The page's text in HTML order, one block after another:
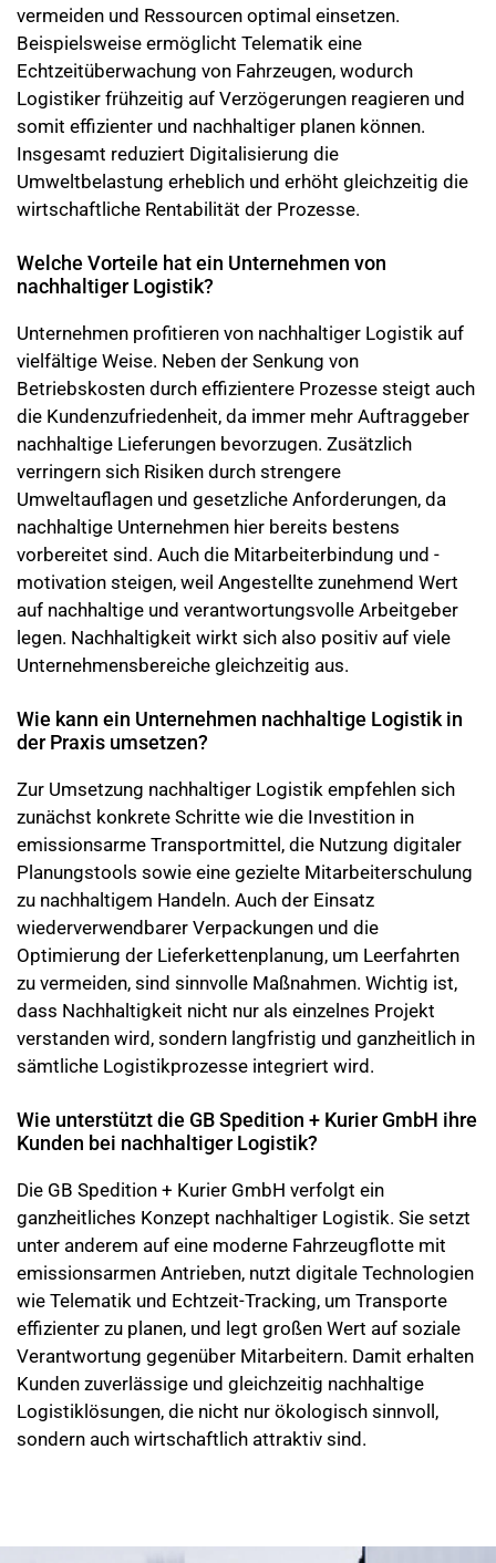
vermeiden und Ressourcen optimal einsetzen.
Beispielsweise ermöglicht Telematik eine
Echtzeitüberwachung von Fahrzeugen, wodurch
Logistiker frühzeitig auf Verzögerungen reagieren und
somit effizienter und nachhaltiger planen können.
Insgesamt reduziert Digitalisierung die
Umweltbelastung erheblich und erhöht gleichzeitig die
wirtschaftliche Rentabilität der Prozesse.
Welche Vorteile hat ein Unternehmen von
nachhaltiger Logistik?
Unternehmen profitieren von nachhaltiger Logistik auf
vielfältige Weise. Neben der Senkung von
Betriebskosten durch effizientere Prozesse steigt auch
die Kundenzufriedenheit, da immer mehr Auftraggeber
nachhaltige Lieferungen bevorzugen. Zusätzlich
verringern sich Risiken durch strengere
Umweltauflagen und gesetzliche Anforderungen, da
nachhaltige Unternehmen hier bereits bestens
vorbereitet sind. Auch die Mitarbeiterbindung und -
motivation steigen, weil Angestellte zunehmend Wert
auf nachhaltige und verantwortungsvolle Arbeitgeber
legen. Nachhaltigkeit wirkt sich also positiv auf viele
Unternehmensbereiche gleichzeitig aus.
Wie kann ein Unternehmen nachhaltige Logistik in
der Praxis umsetzen?
Zur Umsetzung nachhaltiger Logistik empfehlen sich
zunächst konkrete Schritte wie die Investition in
emissionsarme Transportmittel, die Nutzung digitaler
Planungstools sowie eine gezielte Mitarbeiterschulung
zu nachhaltigem Handeln. Auch der Einsatz
wiederverwendbarer Verpackungen und die
Optimierung der Lieferkettenplanung, um Leerfahrten
zu vermeiden, sind sinnvolle Maßnahmen. Wichtig ist,
dass Nachhaltigkeit nicht nur als einzelnes Projekt
verstanden wird, sondern langfristig und ganzheitlich in
sämtliche Logistikprozesse integriert wird.
Wie unterstützt die GB Spedition + Kurier GmbH ihre
Kunden bei nachhaltiger Logistik?
Die GB Spedition + Kurier GmbH verfolgt ein
ganzheitliches Konzept nachhaltiger Logistik. Sie setzt
unter anderem auf eine moderne Fahrzeugflotte mit
emissionsarmen Antrieben, nutzt digitale Technologien
wie Telematik und Echtzeit-Tracking, um Transporte
effizienter zu planen, und legt großen Wert auf soziale
Verantwortung gegenüber Mitarbeitern. Damit erhalten
Kunden zuverlässige und gleichzeitig nachhaltige
Logistiklösungen, die nicht nur ökologisch sinnvoll,
sondern auch wirtschaftlich attraktiv sind.